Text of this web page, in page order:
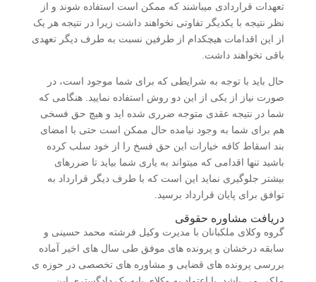
تعهدات قراردادی میباشند که ممکن است استفاده شوند و از
نظر نتیجه با یکدیگر تفاوتی نخواهند داشت زیرا در نتیجه هر یک
از این اقدامات هیچکدام از طرفین نسبت به طرف دیگر تعهدی
باقی تخواهند داشت.
حال باید با توجه به شرایطی که برای شما موجود است، در
صورت نیاز از یکی از این دو روش استفاده نمایید. هنگامی که
شما در نتیجه عقدی متوجه ضرری شده اید و هیچ حق فسخی
هم برای شما به وجود نیامده حال ممکن است حتی با امضای
بند اسقاط کافه خیارات این حق فسخ را از خود سلب کرده
باشید تنها اقدامی که میتواند به یاری شما بیاید تا ضررهای
بیشتر جلوگیری نماید این است که با طرف دیگر قرارداد به
توافق برای پایان قرارداد برسید.
دریافت مشاوره حقوقی
گروه وکلای ملکبانان با مدیرت وکیل فرشته محمد حسینی و
سابقه درخشان و پرونده های موفق طی سال های اخیر آماده
بررسی پرونده های قضایی و مشاوره های تخصصی در حوزه ی